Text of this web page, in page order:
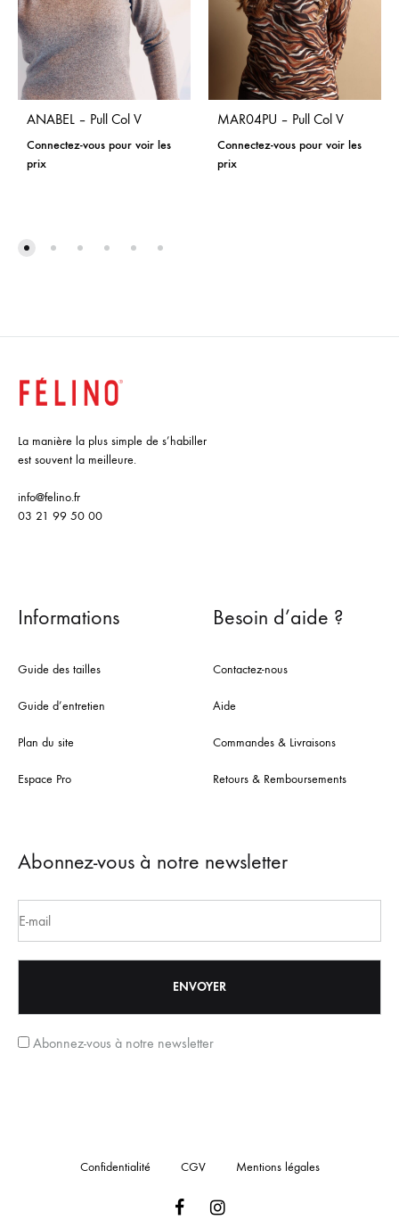
ANABEL – Pull Col V
Connectez-vous pour voir les
prix
MAR04PU – Pull Col V
Connectez-vous pour voir les
prix
La manière la plus simple de s’habiller
est souvent la meilleure.
info@felino.fr
03 21 99 50 00
Informations
Guide des tailles
Guide d’entretien
Plan du site
Espace Pro
Besoin d’aide ?
Contactez-nous
Aide
Commandes & Livraisons
Retours & Remboursements
Abonnez-vous à notre newsletter
Abonnez-vous à notre newsletter
Confidentialité CGV Mentions légales
FacebookInstagram